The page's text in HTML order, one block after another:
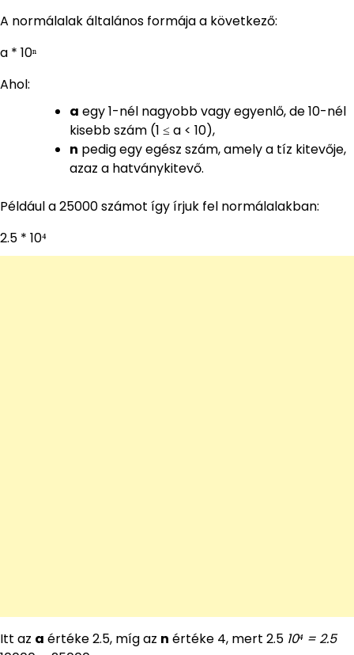
A normálalak általános formája a következő:
a * 10ⁿ
Ahol:
a egy 1-nél nagyobb vagy egyenlő, de 10-nél
kisebb szám (1 ≤ a < 10),
n pedig egy egész szám, amely a tíz kitevője,
azaz a hatványkitevő.
Például a 25000 számot így írjuk fel normálalakban:
2.5 * 10⁴
Itt az a értéke 2.5, míg az n értéke 4, mert 2.5 10⁴ = 2.5